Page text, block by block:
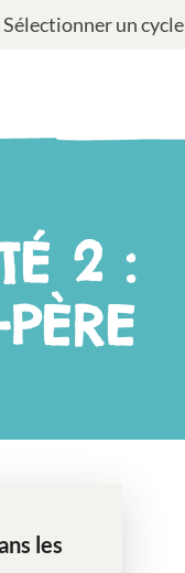
Sélectionner un cycle
2 :
les